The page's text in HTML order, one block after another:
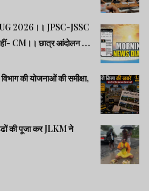
2026।। JPSC-JSSC
CM।। छात्र आंदोलन के
जब तक अमित शाह सदन
समेत कई खबरें व वीडियो.
की योजनाओं की समीक्षा,
की पूजा कर JLKM ने